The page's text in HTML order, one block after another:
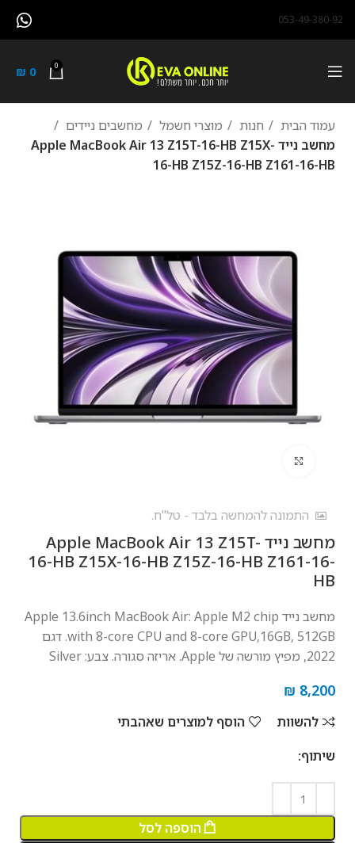
053-49-380-92
0
₪ 0
עמוד הבית חנות מוצרי חשמל
מחשבים ניידים
מחשב נייד Apple MacBook Air 13 Z15T-16-HB Z15X-
16-HB Z15Z-16-HB Z161-16-HB
התמונה להמחשה בלבד - טל"ח.
מחשב נייד Apple MacBook Air 13 Z15T-
16-HB Z15X-16-HB Z15Z-16-HB Z161-16-
HB
מחשב נייד Apple 13.6inch MacBook Air: Apple M2 chip
with 8-core CPU and 8-core GPU,16GB, 512GB. דגם
2022, מפיץ מורשה של Apple. אריזה סגורה. צבע: Silver
₪ 8,200
להשוות
הוסף למוצרים שאהבתי
שיתוף:
הוספה לסל